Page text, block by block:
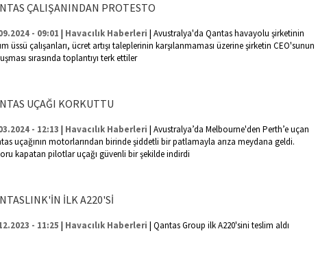
ÇALIŞANINDAN PROTESTO
- 09:01 | Havacılık Haberleri | Avustralya'da Qantas havayolu şirketinin
üssü çalışanları, ücret artışı taleplerinin karşılanmaması üzerine şirketin CEO'sunun
sırasında toplantıyı terk ettiler
UÇAĞI KORKUTTU
- 12:13 | Havacılık Haberleri | Avustralya’da Melbourne'den Perth’e uçan
uçağının motorlarından birinde şiddetli bir patlamayla arıza meydana geldi.
kapatan pilotlar uçağı güvenli bir şekilde indirdi
İLK A220'Sİ
- 11:25 | Havacılık Haberleri | Qantas Group ilk A220'sini teslim aldı